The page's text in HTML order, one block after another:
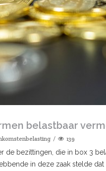
belastbaar
139
de bezittingen, die in box 3
in deze zaak stelde